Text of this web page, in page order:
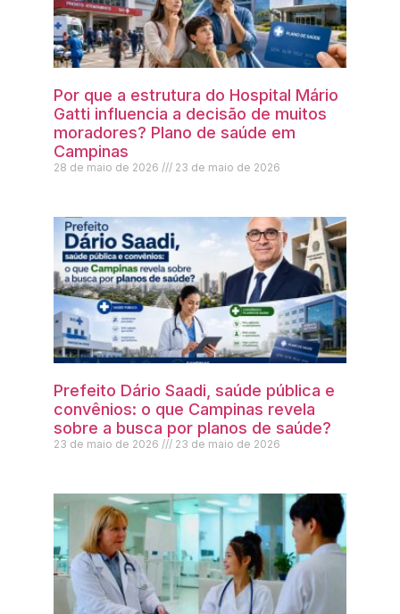
Por que a estrutura do Hospital Mário
Gatti influencia a decisão de muitos
moradores? Plano de saúde em
Campinas
28 de maio de 2026 23 de maio de 2026
Prefeito Dário Saadi, saúde pública e
convênios: o que Campinas revela
sobre a busca por planos de saúde?
23 de maio de 2026 23 de maio de 2026